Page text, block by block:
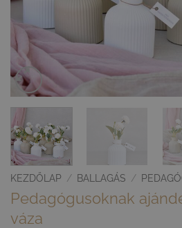
KEZDŐLAP / BALLAGÁS /
Pedagógusoknak
váza